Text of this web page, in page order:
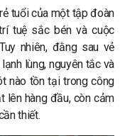
tuổi của một tập đoàn
tuệ sắc bén và cuộc
nhiên, đằng sau vẻ
lùng, nguyên tắc và
nào tồn tại trong công
lên hàng đầu, còn cảm
thiết.